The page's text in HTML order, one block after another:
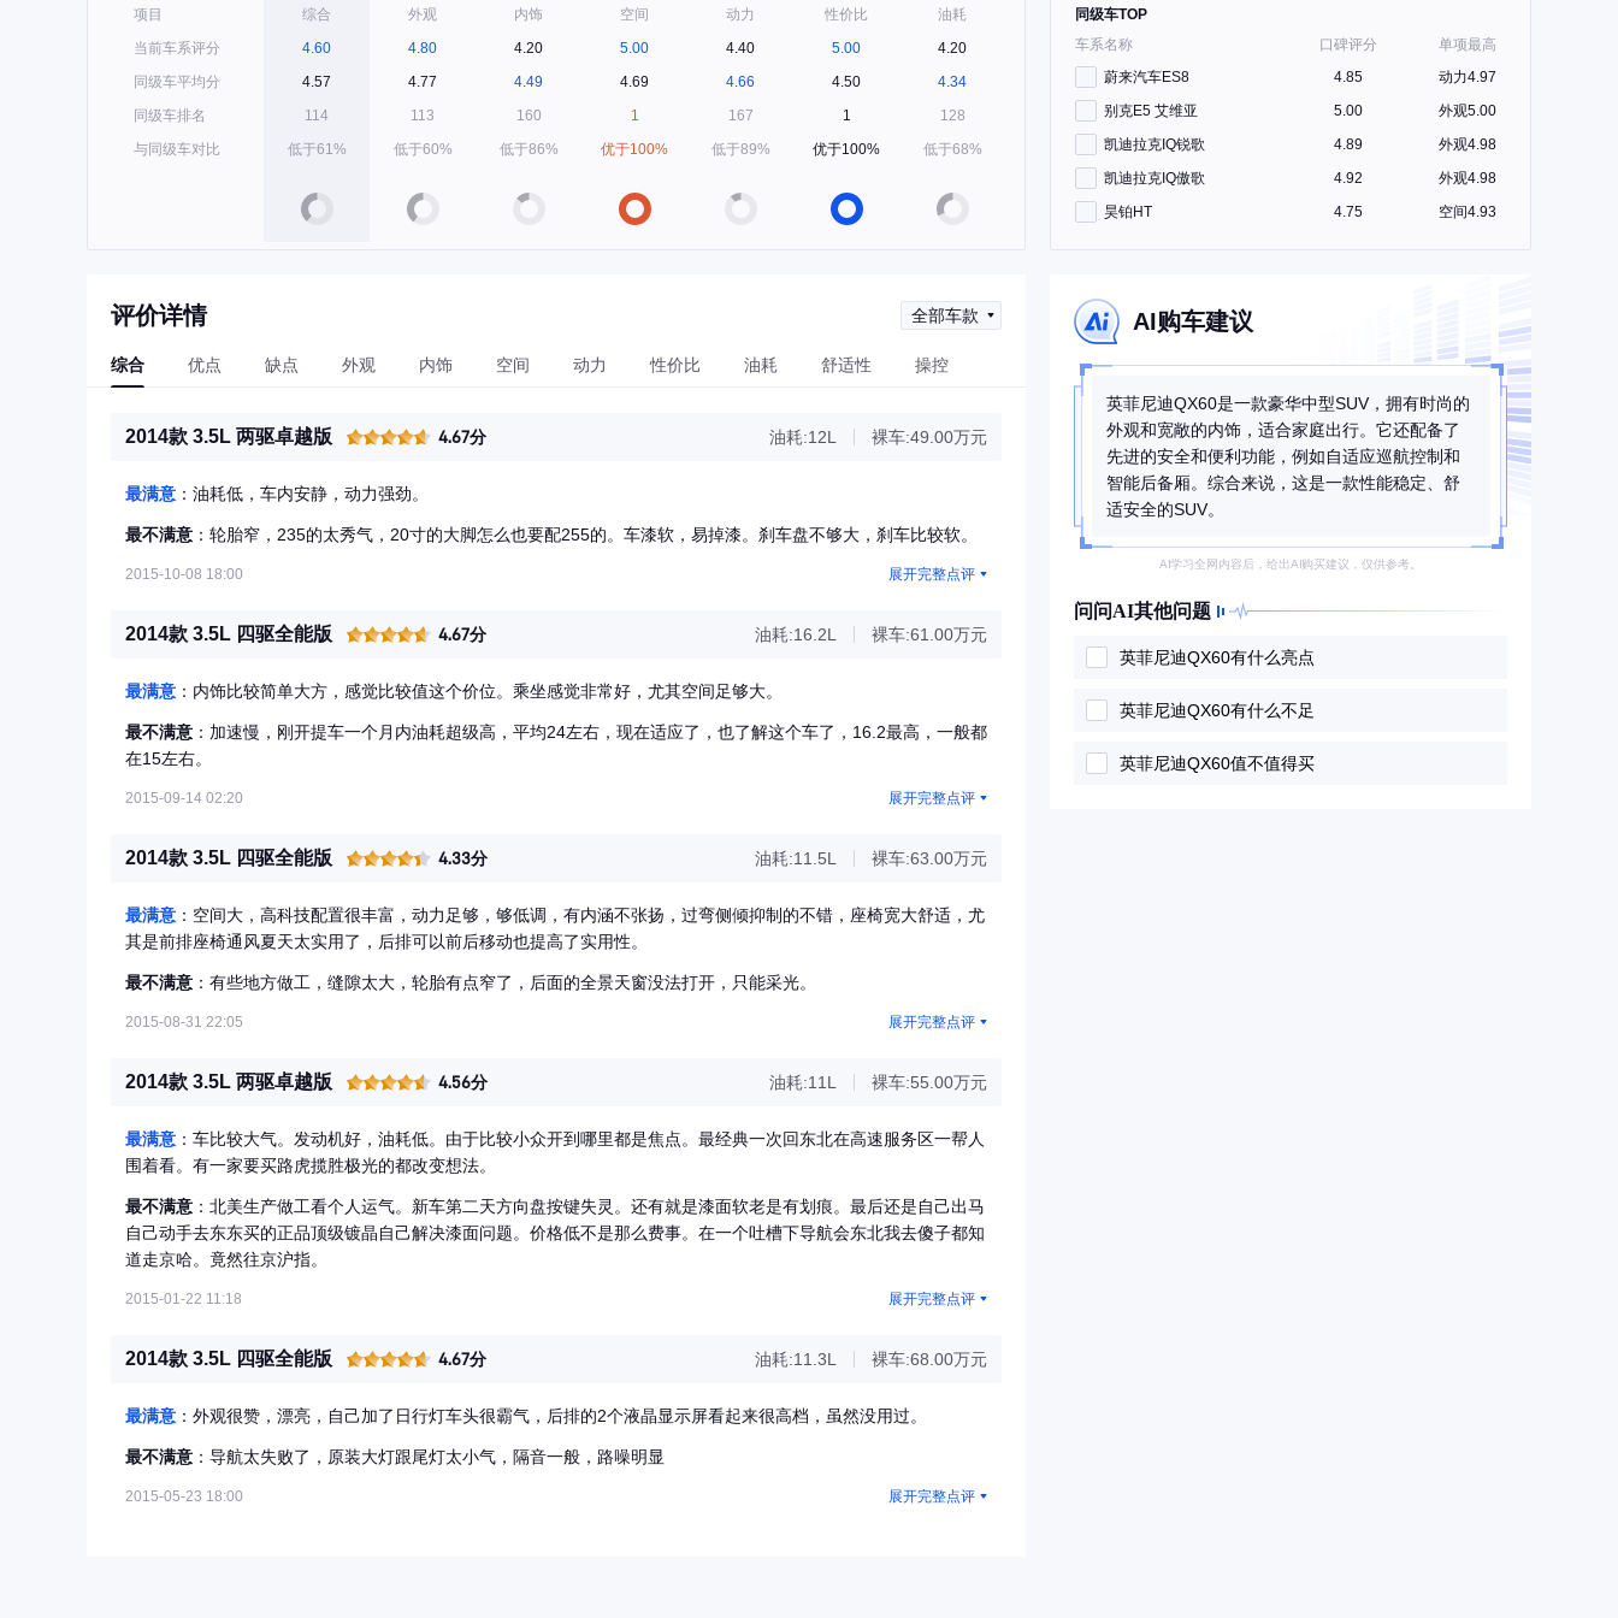
项目
当前车系评分
同级车平均分
同级车排名
与同级车对比
综合
4.60
4.57
114
低于61%
外观
4.80
4.77
113
低于60%
内饰
4.20
4.49
160
低于86%
空间
5.00
4.69
1
优于100%
动力
4.40
4.66
167
低于89%
性价比
5.00
4.50
1
优于100%
油耗
4.20
4.34
128
低于68%
同级车TOP
车系名称
口碑评分
单项最高
蔚来汽车ES8
4.85
动力4.97
别克E5 艾维亚
5.00
外观5.00
凯迪拉克IQ锐歌
4.89
外观4.98
凯迪拉克IQ傲歌
4.92
外观4.98
昊铂HT
4.75 空间4.93
评价详情 全部车款
综合 优点 缺点 外观 内饰 空间 动力 性价比 油耗 舒适性 操控
2014款 3.5L 两驱卓越版 4.67分 油耗:12L 裸车:49.00万元
最满意 ：油耗低，车内安静，动力强劲。
最不满意 ：轮胎窄，235的太秀气，20寸的大脚怎么也要配255的。车漆软，易掉漆。刹车盘不够大，刹车比较软。
2015-10-08 18:00 展开完整点评
2014款 3.5L 四驱全能版 4.67分 油耗:16.2L 裸车:61.00万元
最满意 ：内饰比较简单大方，感觉比较值这个价位。乘坐感觉非常好，尤其空间足够大。
最不满意 ：加速慢，刚开提车一个月内油耗超级高，平均24左右，现在适应了，也了解这个车了，16.2最高，一般都
在15左右。
2015-09-14 02:20 展开完整点评
2014款 3.5L 四驱全能版 4.33分 油耗:11.5L 裸车:63.00万元
最满意 ：空间大，高科技配置很丰富，动力足够，够低调，有内涵不张扬，过弯侧倾抑制的不错，座椅宽大舒适，尤
其是前排座椅通风夏天太实用了，后排可以前后移动也提高了实用性。
最不满意 ：有些地方做工，缝隙太大，轮胎有点窄了，后面的全景天窗没法打开，只能采光。
2015-08-31 22:05 展开完整点评
2014款 3.5L 两驱卓越版 4.56分 油耗:11L 裸车:55.00万元
最满意 ：车比较大气。发动机好，油耗低。由于比较小众开到哪里都是焦点。最经典一次回东北在高速服务区一帮人
围着看。有一家要买路虎揽胜极光的都改变想法。
最不满意 ：北美生产做工看个人运气。新车第二天方向盘按键失灵。还有就是漆面软老是有划痕。最后还是自己出马
自己动手去东东买的正品顶级镀晶自己解决漆面问题。价格低不是那么费事。在一个吐槽下导航会东北我去傻子都知
道走京哈。竟然往京沪指。
2015-01-22 11:18 展开完整点评
2014款 3.5L 四驱全能版 4.67分 油耗:11.3L 裸车:68.00万元
最满意 ：外观很赞，漂亮，自己加了日行灯车头很霸气，后排的2个液晶显示屏看起来很高档，虽然没用过。
最不满意 ：导航太失败了，原装大灯跟尾灯太小气，隔音一般，路噪明显
2015-05-23 18:00 展开完整点评
AI购车建议
英菲尼迪QX60是一款豪华中型SUV，拥有时尚的
外观和宽敞的内饰，适合家庭出行。它还配备了
先进的安全和便利功能，例如自适应巡航控制和
智能后备厢。综合来说，这是一款性能稳定、舒
适安全的SUV。
AI学习全网内容后，给出AI购买建议，仅供参考。
问问AI其他问题
英菲尼迪QX60有什么亮点
英菲尼迪QX60有什么不足
英菲尼迪QX60值不值得买